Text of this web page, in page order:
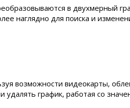
в двухмерный
наглядно для поиска и
возможности видеокарты,
график, работая со